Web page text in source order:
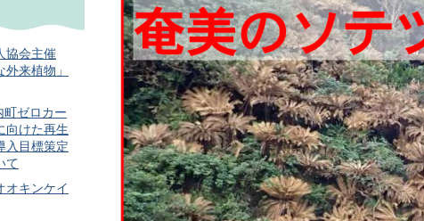
協会主催
外来植物」
町ゼロカー
向けた再生
入目標策定
て
オキンケイ